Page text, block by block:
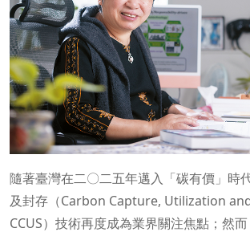
隨著臺灣在二〇二五年邁入「碳有價」時
及封存（Carbon Capture, Utilization
CCUS）技術再度成為業界關注焦點；然